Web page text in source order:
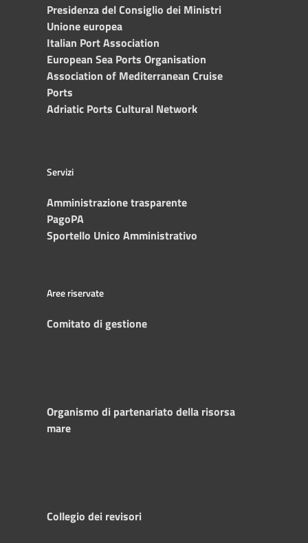
Presidenza del Consiglio dei Ministri
Unione europea
Italian Port Association
European Sea Ports Organisation
Association of Mediterranean Cruise
Ports
Adriatic Ports Cultural Network
Servizi
Amministrazione trasparente
PagoPA
Sportello Unico Amministrativo
Aree riservate
Comitato di gestione
Organismo di partenariato della risorsa
mare
Collegio dei revisori